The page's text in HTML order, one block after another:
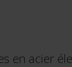
en acier